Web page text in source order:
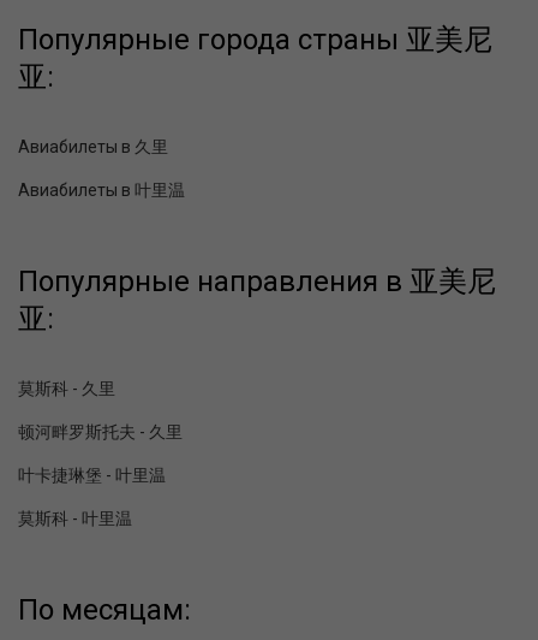
Популярные города страны 亚美尼
亚:
Авиабилеты в 久里
Авиабилеты в 叶里温
Популярные направления в 亚美尼
亚:
莫斯科 - 久里
顿河畔罗斯托夫 - 久里
叶卡捷琳堡 - 叶里温
莫斯科 - 叶里温
По месяцам: